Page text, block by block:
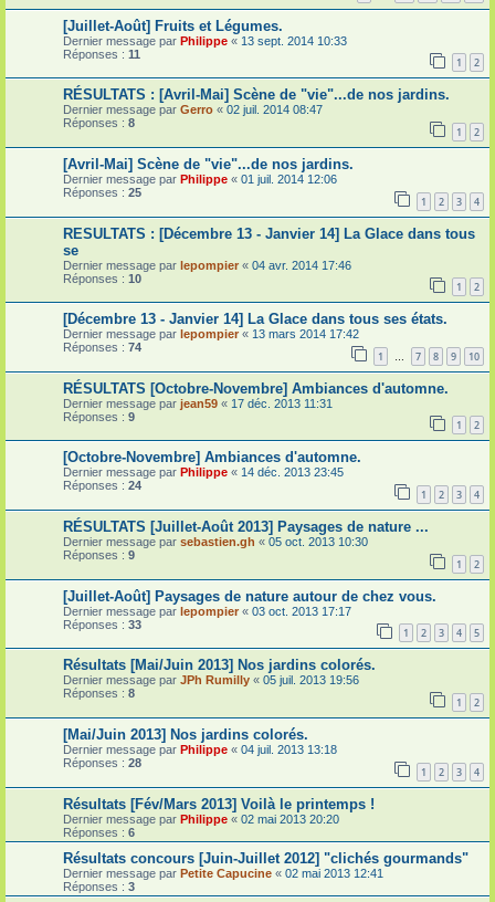
[Juillet-Août] Fruits et Légumes.
Dernier message par Philippe « 13 sept. 2014 10:33
Réponses : 11
1 2
RÉSULTATS : [Avril-Mai] Scène de "vie"...de nos jardins.
Dernier message par Gerro « 02 juil. 2014 08:47
Réponses : 8
1 2
[Avril-Mai] Scène de "vie"...de nos jardins.
Dernier message par Philippe « 01 juil. 2014 12:06
Réponses : 25
1 2 3 4
RESULTATS : [Décembre 13 - Janvier 14] La Glace dans tous
se
Dernier message par lepompier « 04 avr. 2014 17:46
Réponses : 10
1 2
[Décembre 13 - Janvier 14] La Glace dans tous ses états.
Dernier message par lepompier « 13 mars 2014 17:42
Réponses : 74
1 … 7 8 9 10
RÉSULTATS [Octobre-Novembre] Ambiances d'automne.
Dernier message par jean59 « 17 déc. 2013 11:31
Réponses : 9
1 2
[Octobre-Novembre] Ambiances d'automne.
Dernier message par Philippe « 14 déc. 2013 23:45
Réponses : 24
1 2 3 4
RÉSULTATS [Juillet-Août 2013] Paysages de nature ...
Dernier message par sebastien.gh « 05 oct. 2013 10:30
Réponses : 9
1 2
[Juillet-Août] Paysages de nature autour de chez vous.
Dernier message par lepompier « 03 oct. 2013 17:17
Réponses : 33
1 2 3 4 5
Résultats [Mai/Juin 2013] Nos jardins colorés.
Dernier message par JPh Rumilly « 05 juil. 2013 19:56
Réponses : 8
1 2
[Mai/Juin 2013] Nos jardins colorés.
Dernier message par Philippe « 04 juil. 2013 13:18
Réponses : 28
1 2 3 4
Résultats [Fév/Mars 2013] Voilà le printemps !
Dernier message par Philippe « 02 mai 2013 20:20
Réponses : 6
Résultats concours [Juin-Juillet 2012] "clichés gourmands"
Dernier message par Petite Capucine « 02 mai 2013 12:41
Réponses : 3